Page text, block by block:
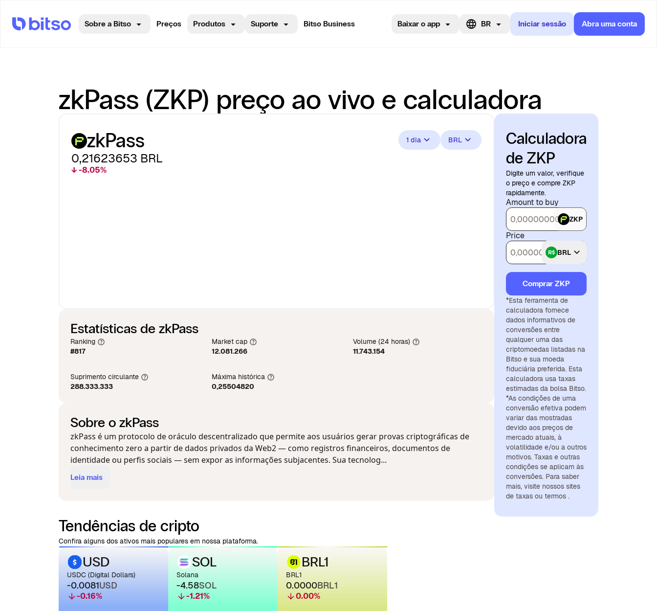
Sobre a Bitso Preços Produtos Suporte Bitso Business Baixar o app BR Iniciar sessão Abra uma conta
zkPass (ZKP) preço ao vivo e calculadora
zkPass
0,21623653 BRL
↓ -8.05%
1 dia BRL
Estatísticas de zkPass
Ranking
#817
Market cap
12.081.266
Volume (24 horas)
11.743.154
Suprimento circulante
288.333.333
Máxima histórica
0,25504820
Sobre o zkPass
zkPass é um protocolo de oráculo descentralizado que permite aos usuários gerar provas criptográficas de
conhecimento zero a partir de dados privados da Web2 — como registros financeiros, documentos de
identidade ou perfis sociais — sem expor as informações subjacentes. Sua tecnolog...
Leia mais
Calculadora
de ZKP
Digite um valor, verifique
o preço e compre ZKP
rapidamente.
Amount to buy
ZKP
Price
BRL
Comprar ZKP
*Esta ferramenta de
calculadora fornece
dados informativos de
conversões entre
qualquer uma das
criptomoedas listadas na
Bitso e sua moeda
fiduciária preferida. Esta
calculadora usa taxas
estimadas da bolsa Bitso.
*As condições de uma
conversão efetiva podem
variar das mostradas
devido aos preços de
mercado atuais, à
volatilidade e/ou a outros
motivos. Taxas e outras
condições se aplicam às
conversões. Para saber
mais, visite nossos sites
de taxas ou termos .
Tendências de cripto
Confira alguns dos ativos mais populares em nossa plataforma.
USD
USDC (Digital Dollars)
-0.0081USD
-0.16%
SOL
Solana
-4.58SOL
-1.21%
BRL1
BRL1
0.0000BRL1
0.00%